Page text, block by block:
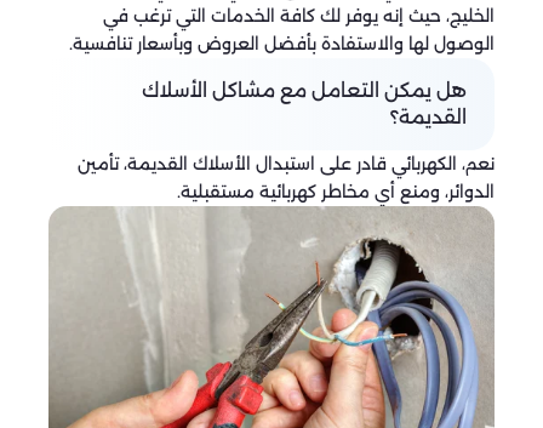
الخليج، حيث إنه يوفر لك كافة الخدمات التي ترغب في
الوصول لها والاستفادة بأفضل العروض وبأسعار تنافسية.
هل يمكن التعامل مع مشاكل الأسلاك
القديمة؟
نعم، الكهربائي قادر على استبدال الأسلاك القديمة، تأمين
الدوائر، ومنع أي مخاطر كهربائية مستقبلية.